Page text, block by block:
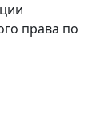
права по